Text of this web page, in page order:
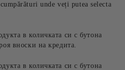
unde veți putea selecta
в количката си с бутона
вноски на кредита.
в количката си с бутона